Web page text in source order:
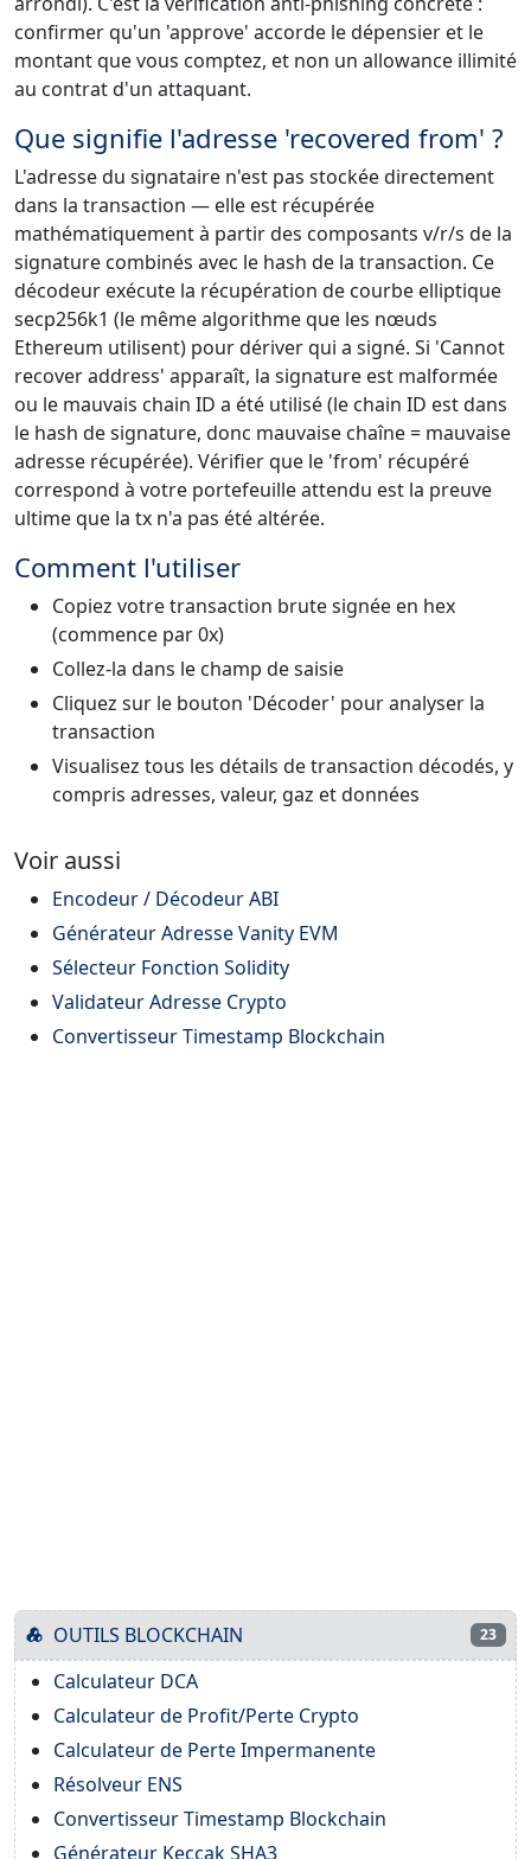
confirmer qu'un 'approve' accorde le dépensier et le
montant que vous comptez, et non un allowance illimité
au contrat d'un attaquant.
Que signifie l'adresse 'recovered from' ?
L'adresse du signataire n'est pas stockée directement
dans la transaction — elle est récupérée
mathématiquement à partir des composants v/r/s de la
signature combinés avec le hash de la transaction. Ce
décodeur exécute la récupération de courbe elliptique
secp256k1 (le même algorithme que les nœuds
Ethereum utilisent) pour dériver qui a signé. Si 'Cannot
recover address' apparaît, la signature est malformée
ou le mauvais chain ID a été utilisé (le chain ID est dans
le hash de signature, donc mauvaise chaîne = mauvaise
adresse récupérée). Vérifier que le 'from' récupéré
correspond à votre portefeuille attendu est la preuve
ultime que la tx n'a pas été altérée.
Comment l'utiliser
Copiez votre transaction brute signée en hex
(commence par 0x)
Collez-la dans le champ de saisie
Cliquez sur le bouton 'Décoder' pour analyser la
transaction
Visualisez tous les détails de transaction décodés, y
compris adresses, valeur, gaz et données
Voir aussi
Encodeur / Décodeur ABI
Générateur Adresse Vanity EVM
Sélecteur Fonction Solidity
Validateur Adresse Crypto
Convertisseur Timestamp Blockchain
OUTILS BLOCKCHAIN 23
Calculateur DCA
Calculateur de Profit/Perte Crypto
Calculateur de Perte Impermanente
Résolveur ENS
Convertisseur Timestamp Blockchain
Générateur Keccak SHA3